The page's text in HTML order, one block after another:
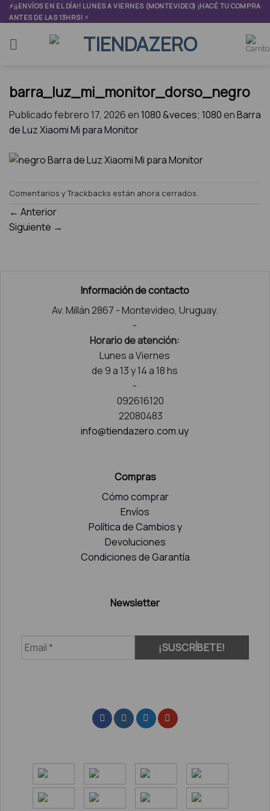
Skip
to
content
⚡¡¡ENVÍOS EN EL DÍA!! LUNES A VIERNES (MONTEVIDEO) ¡HACÉ TU COMPRA
ANTES DE LAS 13HRS! ⚡
barra_luz_mi_monitor_dorso_negro
Publicadofebrero 17, 2026en1080 &veces; 1080enBarra
de Luz Xiaomi Mi para Monitor
Comentarios y Trackbacks están ahora cerrados.
← Anterior
Siguiente →
Información de contacto
Av. Millán 2867 - Montevideo, Uruguay.
-
Horario de atención:
Lunes a Viernes
de 9 a 13 y 14 a 18 hs
-
092616120
22080483
info@tiendazero.com.uy
Compras
Cómo comprar
Envíos
Política de Cambios y
Devoluciones
Condiciones de Garantía
Newsletter